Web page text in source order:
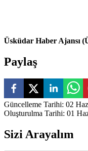
Üsküdar Haber Ajansı
Paylaş
Güncelleme Tarihi: 02
Oluşturulma Tarihi: 01
Sizi Arayalım